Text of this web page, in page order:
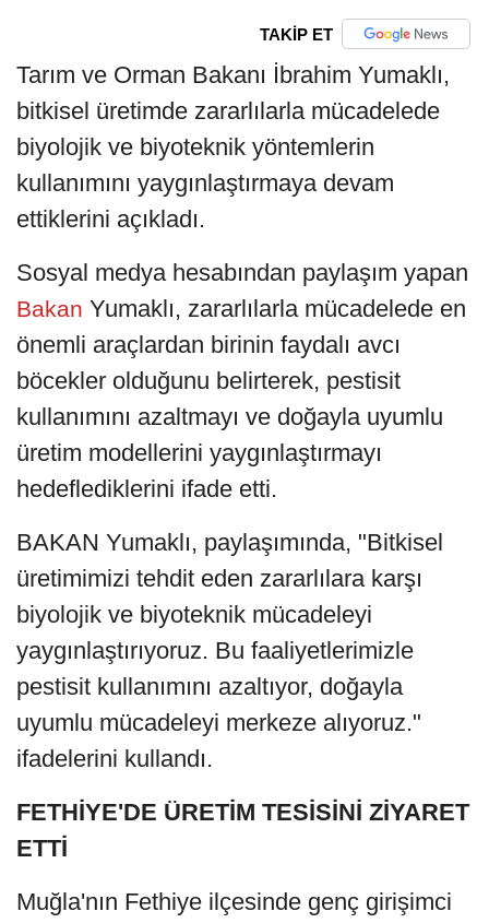
TAKİP ET
Tarım ve Orman Bakanı İbrahim Yumaklı,
bitkisel üretimde zararlılarla mücadelede
biyolojik ve biyoteknik yöntemlerin
kullanımını yaygınlaştırmaya devam
ettiklerini açıkladı.
Sosyal medya hesabından paylaşım yapan
Bakan Yumaklı, zararlılarla mücadelede en
önemli araçlardan birinin faydalı avcı
böcekler olduğunu belirterek, pestisit
kullanımını azaltmayı ve doğayla uyumlu
üretim modellerini yaygınlaştırmayı
hedeflediklerini ifade etti.
BAKAN Yumaklı, paylaşımında, "Bitkisel
üretimimizi tehdit eden zararlılara karşı
biyolojik ve biyoteknik mücadeleyi
yaygınlaştırıyoruz. Bu faaliyetlerimizle
pestisit kullanımını azaltıyor, doğayla
uyumlu mücadeleyi merkeze alıyoruz."
ifadelerini kullandı.
FETHİYE'DE ÜRETİM TESİSİNİ ZİYARET
ETTİ
Muğla'nın Fethiye ilçesinde genç girişimci